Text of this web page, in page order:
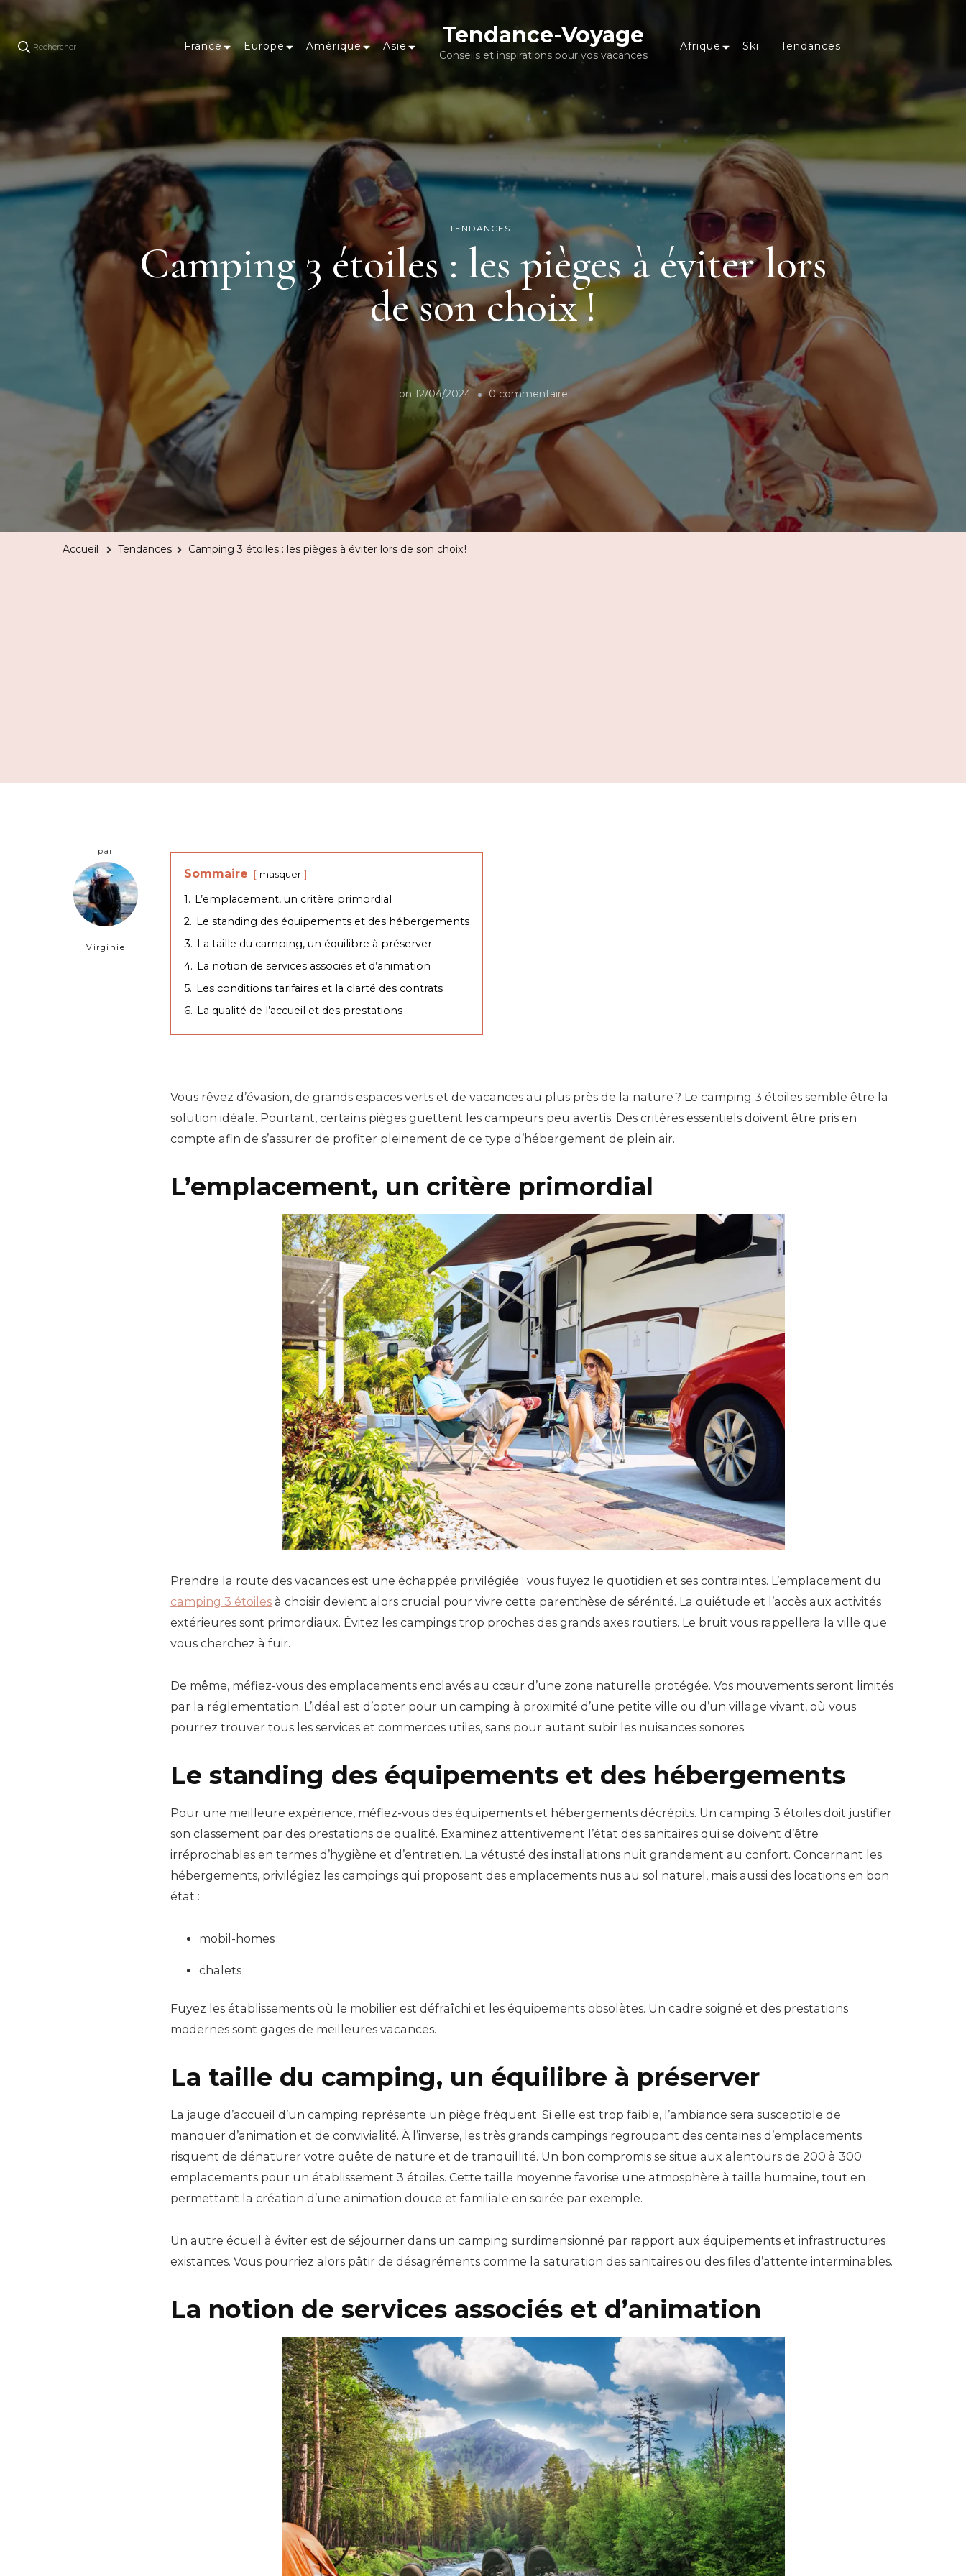
Rechercher France Europe Amérique Asie Tendance-Voyage
Conseils et inspirations pour vos vacances
Afrique Ski Tendances
TENDANCES
Camping 3 étoiles : les pièges à éviter lors
de son choix !
on 12/04/2024 0 commentairesur
Camping
3
pièges
Accueil Tendances Camping 3 étoiles : les pièges à éviter lors de son choix !
par
Virginie
Sommaire masquer
1. L’emplacement, un critère primordial
2. Le standing des équipements et des hébergements
3. La taille du camping, un équilibre à préserver
4. La notion de services associés et d’animation
5. Les conditions tarifaires et la clarté des contrats
6. La qualité de l’accueil et des prestations
Vous rêvez d’évasion, de grands espaces verts et de vacances au plus près de la nature ? Le camping 3 étoiles semble être la
solution idéale. Pourtant, certains pièges guettent les campeurs peu avertis. Des critères essentiels doivent être pris en
compte afin de s’assurer de profiter pleinement de ce type d’hébergement de plein air.
L’emplacement, un critère primordial
Prendre la route des vacances est une échappée privilégiée : vous fuyez le quotidien et ses contraintes. L’emplacement du
camping 3 étoiles à choisir devient alors crucial pour vivre cette parenthèse de sérénité. La quiétude et l’accès aux activités
extérieures sont primordiaux. Évitez les campings trop proches des grands axes routiers. Le bruit vous rappellera la ville que
vous cherchez à fuir.
De même, méfiez-vous des emplacements enclavés au cœur d’une zone naturelle protégée. Vos mouvements seront limités
par la réglementation. L’idéal est d’opter pour un camping à proximité d’une petite ville ou d’un village vivant, où vous
pourrez trouver tous les services et commerces utiles, sans pour autant subir les nuisances sonores.
Le standing des équipements et des hébergements
Pour une meilleure expérience, méfiez-vous des équipements et hébergements décrépits. Un camping 3 étoiles doit justifier
son classement par des prestations de qualité. Examinez attentivement l’état des sanitaires qui se doivent d’être
irréprochables en termes d’hygiène et d’entretien. La vétusté des installations nuit grandement au confort. Concernant les
hébergements, privilégiez les campings qui proposent des emplacements nus au sol naturel, mais aussi des locations en bon
état :
mobil-homes ;
chalets ;
Fuyez les établissements où le mobilier est défraîchi et les équipements obsolètes. Un cadre soigné et des prestations
modernes sont gages de meilleures vacances.
La taille du camping, un équilibre à préserver
La jauge d’accueil d’un camping représente un piège fréquent. Si elle est trop faible, l’ambiance sera susceptible de
manquer d’animation et de convivialité. À l’inverse, les très grands campings regroupant des centaines d’emplacements
risquent de dénaturer votre quête de nature et de tranquillité. Un bon compromis se situe aux alentours de 200 à 300
emplacements pour un établissement 3 étoiles. Cette taille moyenne favorise une atmosphère à taille humaine, tout en
permettant la création d’une animation douce et familiale en soirée par exemple.
Un autre écueil à éviter est de séjourner dans un camping surdimensionné par rapport aux équipements et infrastructures
existantes. Vous pourriez alors pâtir de désagréments comme la saturation des sanitaires ou des files d’attente interminables.
La notion de services associés et d’animation